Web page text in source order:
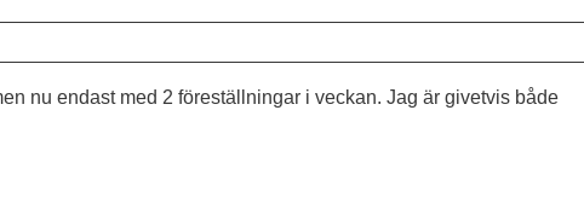
nu endast med 2 föreställningar i veckan. Jag är givetvis både